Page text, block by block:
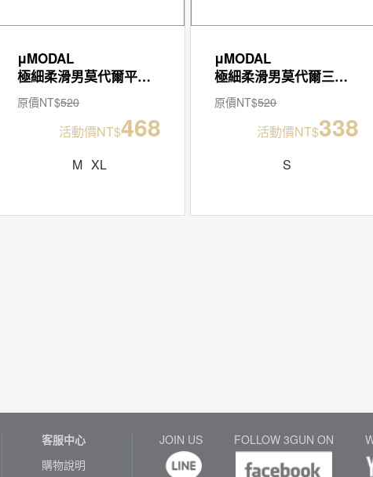
μMODAL
極細柔滑男莫代爾平口褲
原價NT$520
活動價NT$468
M XL
μMODAL
極細柔滑男莫代爾三角褲
原價NT$520
活動價NT$338
S
客服中心
購物說明
JOIN US FOLLOW 3GUN ON